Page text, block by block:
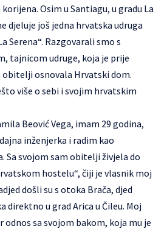
Osim u Santiagu, u gradu La
djeluje još jedna hrvatska udruga
Serena“. Razgovarali smo s
tajnicom udruge, koja je prije
obitelji osnovala Hrvatski dom.
više o sebi i svojim hrvatskim
Beović Vega, imam 29 godina,
inženjerka i radim kao
Sa svojom sam obitelji živjela do
hostelu“, čiji je vlasnik moj
došli su s otoka Brača, djed
direktno u grad Arica u Čileu. Moj
odnos sa svojom bakom, koja mu je